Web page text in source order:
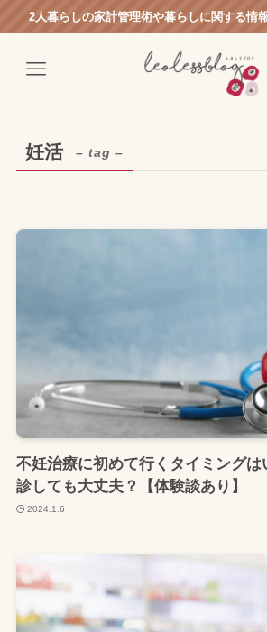
2人暮らしの家計管理術や暮らしに関する情
妊活 – tag –
不妊治療に初めて行くタイミング
診しても大丈夫？【体験談あり】
2024.1.6